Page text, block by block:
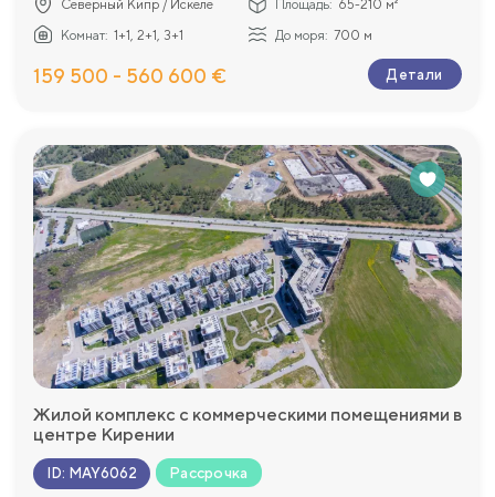
Северный Кипр / Искеле Площадь: 65-210 м²
Комнат: 1+1, 2+1, 3+1 До моря: 700 м
159 500 - 560 600 € Детали
Жилой комплекс с коммерческими помещениями в
центре Кирении
ID: MAY6062 Рассрочка